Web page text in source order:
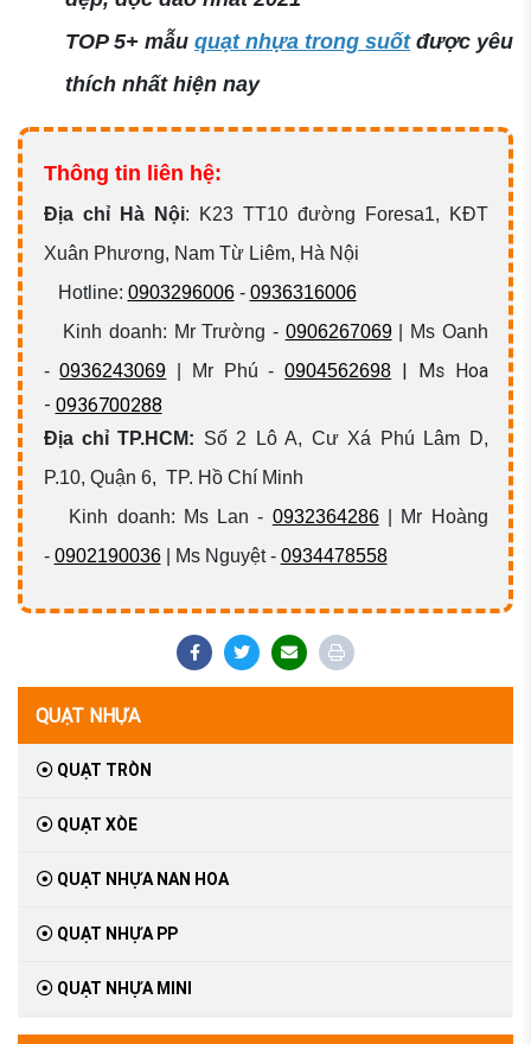
TOP 5+ mẫu quạt nhựa trong suốtđược yêu
thích nhất hiện nay
Thông tin liên hệ:
Địa chỉ Hà Nội:
K23 TT10 đường Foresa1, KĐT
Xuân Phương, Nam Từ Liêm, Hà Nội
Hotline: 0903296006- 0936316006
Kinh doanh: Mr Trường - 0906267069| Ms Oanh
-0936243069 | Mr Phú -0904562698 | Ms Hoa
- 0936700288
Địa chỉ TP.HCM: Số 2 Lô A, Cư Xá Phú Lâm D,
P.10, Quận 6, TP. Hồ Chí Minh
Kinh doanh: Ms Lan - 0932364286| Mr Hoàng
- 0902190036| Ms Nguyệt - 0934478558
QUẠT NHỰA
QUẠT TRÒN
QUẠT XÒE
QUẠT NHỰA NAN HOA
QUẠT NHỰA PP
QUẠT NHỰA MINI